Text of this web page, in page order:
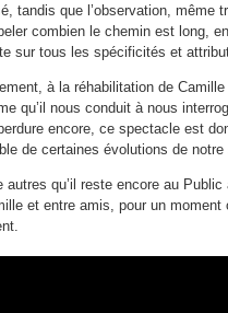
tandis que l’observation, même
combien le chemin est long,
sur tous les spécificités et
à la réhabilitation de
qu’il nous conduit à nous
encore, ce spectacle est
de certaines évolutions de notre
qu’il reste encore au
et entre amis, pour un moment